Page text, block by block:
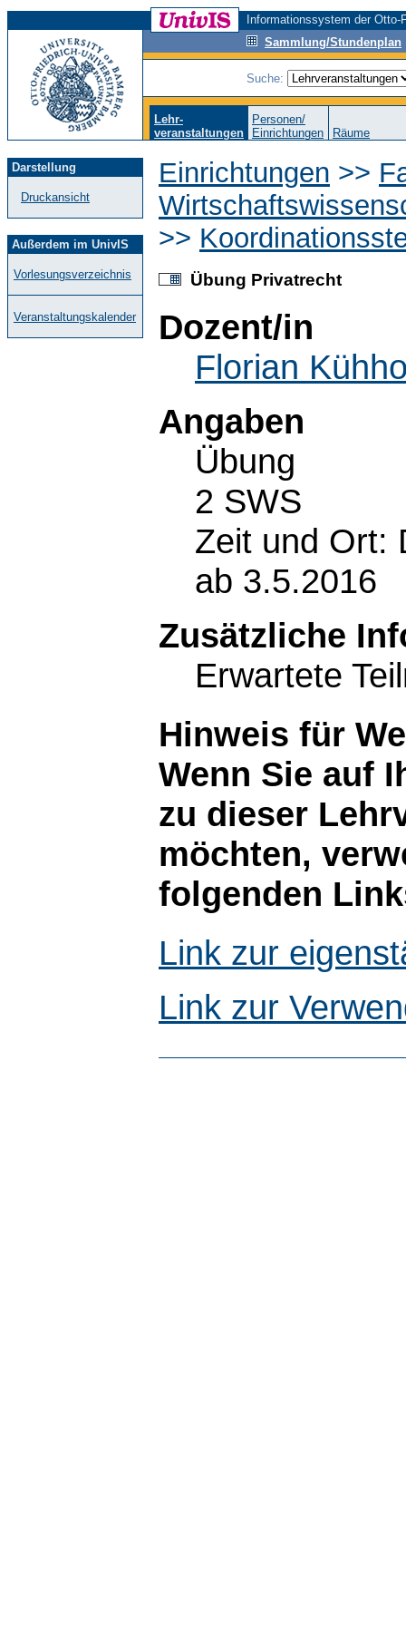
Informationssystem der
Sammlung/Stundenplan
Suche:
Lehr-
veranstaltungen
Personen/
Einrichtungen
Räume
Darstellung
Druckansicht
Außerdem im UnivIS
Vorlesungsverzeichnis
Veranstaltungskalender
Einrichtungen >>
>>
Übung Privatrecht
Dozent/in
Florian
Angaben
Übung
2 SWS
Zeit und Ort:
ab 3.5.2016
Zusätzliche
Erwartete
Hinweis für
Wenn Sie auf
zu dieser
möchten,
folgenden
Link zur
Link zur